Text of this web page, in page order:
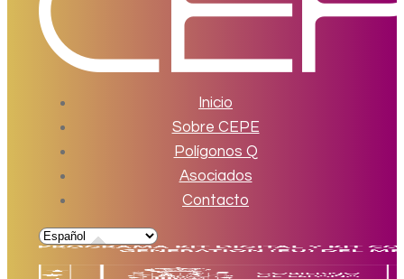
Inicio
Sobre CEPE
Polígonos Q
Asociados
Contacto